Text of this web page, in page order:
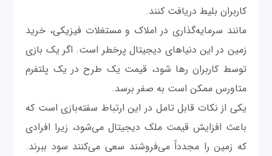
کاربران بلیط دریافت کنند.
مانند سرمایه‌گذاری در املاک و مستغلات فیزیکی، خرید
زمین در این دنیاهای دیجیتال پرخطر است. اگر یک بازی
توسط کاربران رها شود، قیمت یک طرح در یک پلتفرم
متاورس ممکن است به صفر برسد.
یکی از نکات قابل تامل در این ارتباط سفته‌بازی است که
باعث افزایش قیمت ملک دیجیتال می‌شود، زیرا افرادی
که زمین را مجدداً می‌فروشند سعی می‌کنند سود ببرند.